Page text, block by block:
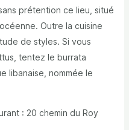
prétention ce lieu, situé
Outre la cuisine
de styles. Si vous
tentez le burrata
libanaise, nommée le
: 20 chemin du Roy